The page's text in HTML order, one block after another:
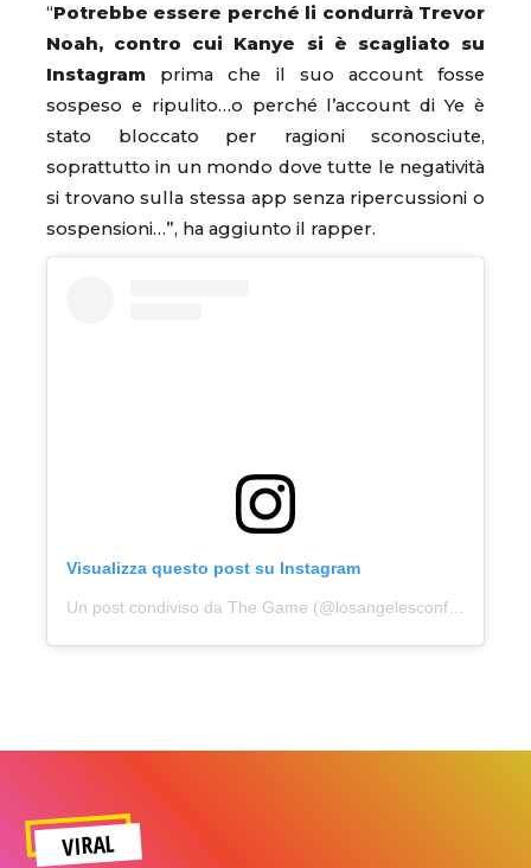
“Potrebbe essere perché li condurrà Trevor
Noah, contro cui Kanye si è scagliato su
Instagram prima che il suo account fosse
sospeso e ripulito…o perché l’account di Ye è
stato bloccato per ragioni sconosciute,
soprattutto in un mondo dove tutte le negatività
si trovano sulla stessa app senza ripercussioni o
sospensioni…”, ha aggiunto il rapper.
Visualizza questo post su Instagram
Un post condiviso da The Game (@losangelesconfidential)
VIRAL